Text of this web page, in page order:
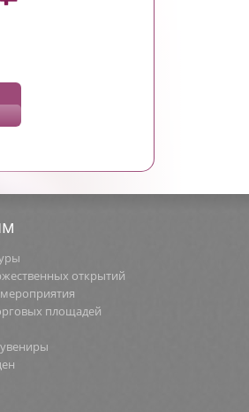
открытий
площадей